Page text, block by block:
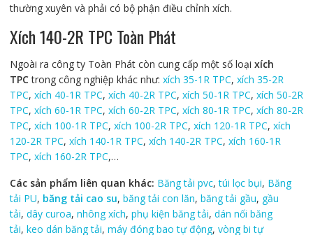
thường xuyên và phải có bộ phận điều chỉnh xích.
Xích 140-2R TPC Toàn Phát
Ngoài ra công ty Toàn Phát còn cung cấp một số loại xích
TPCtrong công nghiệp khác như: xích 35-1R TPC, xích 35-2R
TPC, xích 40-1R TPC, xích 40-2R TPC, xích 50-1R TPC, xích 50-2R
TPC, xích 60-1R TPC, xích 60-2R TPC, xích 80-1R TPC, xích 80-2R
TPC, xích 100-1R TPC, xích 100-2R TPC, xích 120-1R TPC, xích
120-2R TPC, xích 140-1R TPC, xích 140-2R TPC, xích 160-1R
TPC, xích 160-2R TPC,…
Các sản phẩm liên quan khác: Băng tải pvc,túi lọc bụi, Băng
tải PU, băng tải cao su, băng tải con lăn, băng tải gầu, gầu
tải, dây curoa, nhông xích, phụ kiện băng tải, dán nối băng
tải, keo dán băng tải, máy đóng bao tự động, vòng bi tự